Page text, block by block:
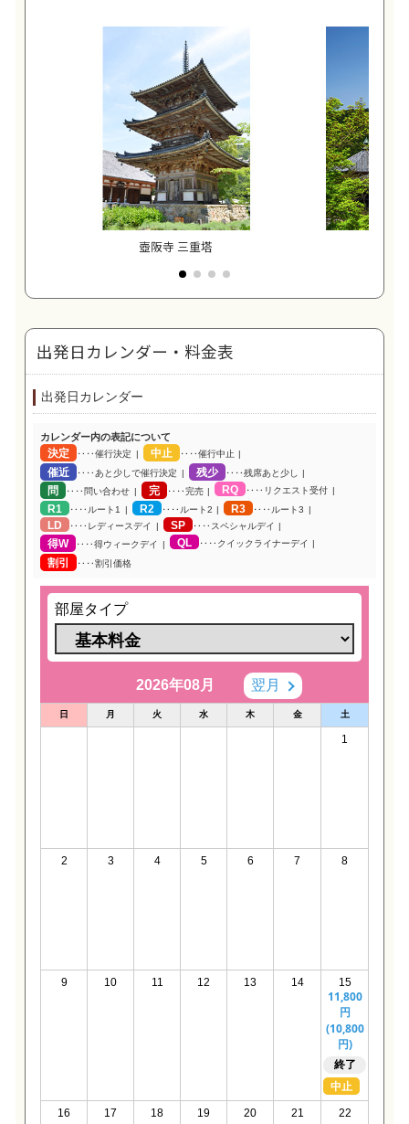
壺阪寺 三重塔
出発日カレンダー・料金表
出発日カレンダー
カレンダー内の表記について
決定 ‥‥催行決定 中止 ‥‥催行中止
催近 ‥‥あと少しで催行決定 残少 ‥‥残席あと少し
問 ‥‥問い合わせ 完 ‥‥完売 RQ ‥‥リクエスト受付
R1 ‥‥ルート1 R2 ‥‥ルート2 R3 ‥‥ルート3
LD ‥‥レディースデイ SP ‥‥スペシャルデイ
得W ‥‥得ウィークデイ QL ‥‥クイックライナーデイ
割引 ‥‥割引価格